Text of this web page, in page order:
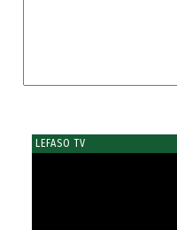
LEFASO TV